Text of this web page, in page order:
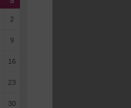
2
9
16
23
30